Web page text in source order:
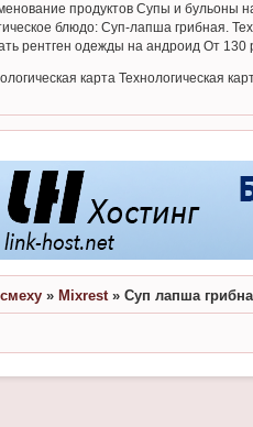
продуктов Супы и бульоны
блюдо: Суп-лапша грибная.
рентген одежды на андроид От 130
карта Технологическая
» Mixrest » Суп лапша